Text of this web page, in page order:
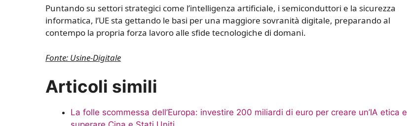
Puntando su settori strategici come l’intelligenza artificiale, i semiconduttori e la sicurezza
informatica, l’UE sta gettando le basi per una maggiore sovranità digitale, preparando al
contempo la propria forza lavoro alle sfide tecnologiche di domani.
Fonte: Usine-Digitale
Articoli simili
La folle scommessa dell’Europa: investire 200 miliardi di euro per creare un’IA etica e